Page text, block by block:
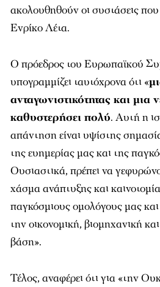
ακολουθηθούν οι συστάσεις
Ενρίκο Λέτα.
Ο πρόεδρος του Ευρωπαϊκού
υπογραμμίζει ταυτόχρονα ότι «
ανταγωνιστικότητας και μια
καθυστερήσει πολύ. Αυτή η
απάντηση είναι υψίστης
της ευημερίας μας και της
Ουσιαστικά, πρέπει να
χάσμα ανάπτυξης και
παγκόσμιους ομολόγους μας
την οικονομική, βιομηχανική
βάση».
Τέλος, αναφέρει ότι για «την